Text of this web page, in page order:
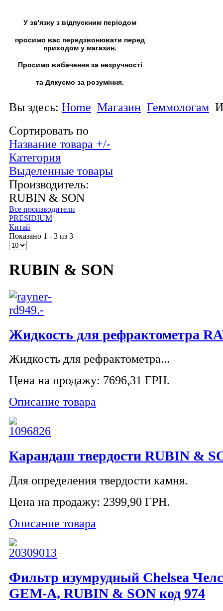
У зв'язку з відпускним періодом
просимо вас передзвонювати перед
приходом у магазин.
Просимо вибачення за незручності
та Дякуємо за розуміння.
Вы здесь: Home Магазин Геммологам
Сортировать по
Название товара +/-
Категория
Выделенные товары
Производитель:
RUBIN & SON
Все производители
PRESIDIUM
Китай
Показано 1 - 3 из 3
RUBIN & SON
Жидкость для рефрактометра
Жидкость для рефрактометра...
Цена на продажу: 7696,31 ГРН.
Описание товара
Карандаш твердости RUBIN &
Для определения твердости камня.
Цена на продажу: 2399,90 ГРН.
Описание товара
Фильтр изумрудный Chelsea
GEM-A, RUBIN & SON код 974